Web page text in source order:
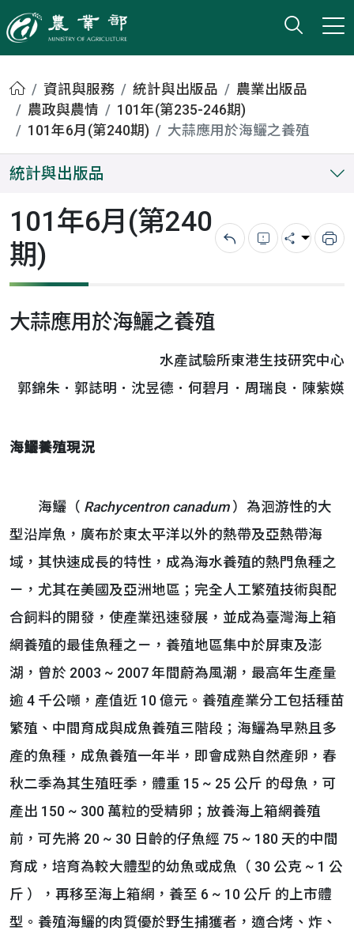
農業部
打開
小版
首頁資訊與服務 統計與出版品
農業出版品
農政與農情
101年(第235-246期)
101年6月(第240期)
大蒜應用於海鱺之養殖
統計與出版品
101年6月(第240
期)
回上一頁錯誤回報
分享 列
大蒜應用於海鱺之養殖
水產試驗所東港生技研究中心
郭錦朱．郭誌明．沈昱德．何碧月．周瑞良．陳紫媖
海鱺養殖現況
海鱺（ Rachycentron canadum ）為洄游性的大
型沿岸魚，廣布於東太平洋以外的熱帶及亞熱帶海
域，其快速成長的特性，成為海水養殖的熱門魚種之
ㄧ，尤其在美國及亞洲地區；完全人工繁殖技術與配
合飼料的開發，使產業迅速發展，並成為臺灣海上箱
網養殖的最佳魚種之ㄧ，養殖地區集中於屏東及澎
湖，曾於 2003 ~ 2007 年間蔚為風潮，最高年生產量
逾 4 千公噸，產值近 10 億元。養殖產業分工包括種苗
繁殖、中間育成與成魚養殖三階段；海鱺為早熟且多
產的魚種，成魚養殖一年半，即會成熟自然產卵，春
秋二季為其生殖旺季，體重 15 ~ 25 公斤 的母魚，可
產出 150 ~ 300 萬粒的受精卵；放養海上箱網養殖
前，可先將 20 ~ 30 日齡的仔魚經 75 ~ 180 天的中間
育成，培育為較大體型的幼魚或成魚（ 30 公克 ~ 1 公
斤 ），再移至海上箱網，養至 6 ~ 10 公斤 的上市體
型。養殖海鱺的肉質優於野生捕獲者，適合烤、炸、